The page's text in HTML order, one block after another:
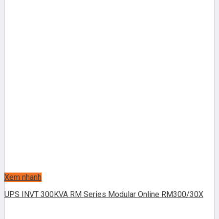
Xem nhanh
UPS INVT 300KVA RM Series Modular Online RM300/30X